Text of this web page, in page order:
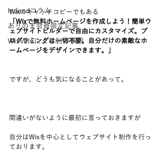
Indeedコラム
ありのま会員限定記事
WixVeloによる制作事例
Wixのキャッチコピーでもある
「Wixで無料ホームページを作成しよう！簡単ウ
ェブサイトビルダーで自由にカスタマイズ。プ
ログラミングは一切不要。自分だけの素敵なホ
ームページをデザインできます。」
ですが、どうも気になることがあって。
間違いがないように最初に言っておきますが
自分はWixを中心としてウェブサイト制作を行っ
ております。